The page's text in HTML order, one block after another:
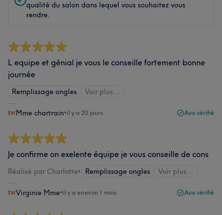
qualité du salon dans lequel vous souhaitez vous
rendre.
L equipe et génial je vous le conseille fortement bonne
journée
Remplissage ongles Voir plus...
Mme chartrain•il y a 20 jours Avis vérifié
Je confirme on exelente équipe je vous conseille de cons
Réalisé par Charlotte• Remplissage ongles Voir plus...
Virginie Mme•il y a environ 1 mois Avis vérifié